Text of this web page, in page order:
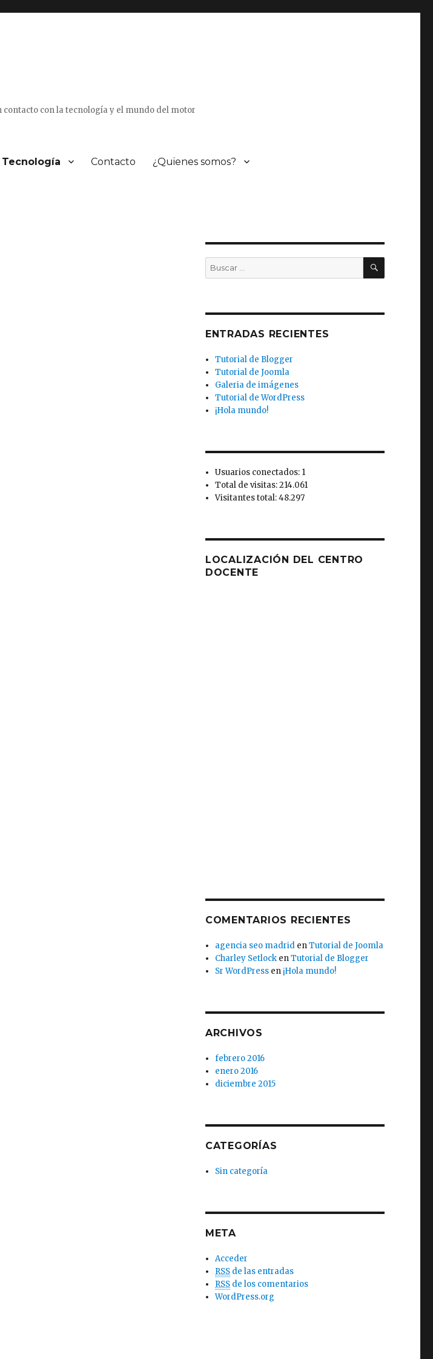
con la tecnología y el mundo del motor
Tecnología Contacto ¿Quienes somos?
Buscar
por:
BUSCAR
ENTRADAS RECIENTES
Tutorial de Blogger
Tutorial de Joomla
Galeria de imágenes
Tutorial de WordPress
¡Hola mundo!
Usuarios conectados: 1
Total de visitas: 214.061
Visitantes total: 48.297
LOCALIZACIÓN DEL CENTRO
DOCENTE
COMENTARIOS RECIENTES
agencia seo madrid enTutorial de Joomla
Charley Setlock enTutorial de Blogger
Sr WordPress en ¡Hola mundo!
ARCHIVOS
febrero 2016
enero 2016
diciembre 2015
CATEGORÍAS
Sin categoría
META
Acceder
RSS de las entradas
RSS de los comentarios
WordPress.org